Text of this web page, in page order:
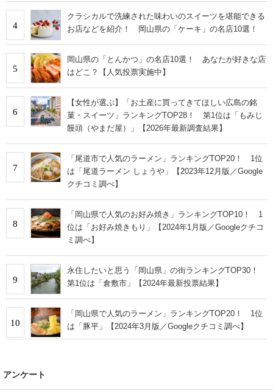
4
クラシカルで洗練された味わいのスイーツを堪能できる
お店などを紹介！ 岡山県の「ケーキ」の名店10選！
5
岡山県の「とんかつ」の名店10選！ あなたが好きな店
はどこ？【人気投票実施中】
6
【女性が選ぶ】「お土産に買ってきてほしい広島の銘
菓・スイーツ」ランキングTOP28！ 第1位は「もみじ
饅頭（やまだ屋）」【2026年最新調査結果】
7
「尾道市で人気のラーメン」ランキングTOP20！ 1位
は「尾道ラーメン しょうや」【2023年12月版／Google
クチコミ調べ】
8
「岡山県で人気のお好み焼き」ランキングTOP10！ 1
位は「お好み焼きもり」【2024年1月版／Googleクチコ
ミ調べ】
9
永住したいと思う「岡山県」の街ランキングTOP30！
第1位は「倉敷市」【2024年最新投票結果】
10
「岡山県で人気のラーメン」ランキングTOP20！ 1位
は「豚平」【2024年3月版／Googleクチコミ調べ】
アンケート